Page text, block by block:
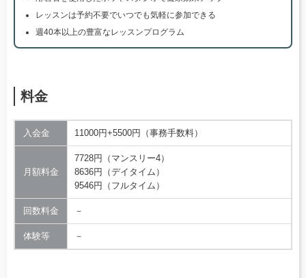
レッスンは予約不要でいつでも気軽に参加できる
週40本以上の豊富なレッスンプログラム
料金
入会金 11000円+5500円（事務手数料）
月額料金
7728円（マンスリー4）
8636円（デイタイム）
9546円（フルタイム）
回数料金 －
体験等 －